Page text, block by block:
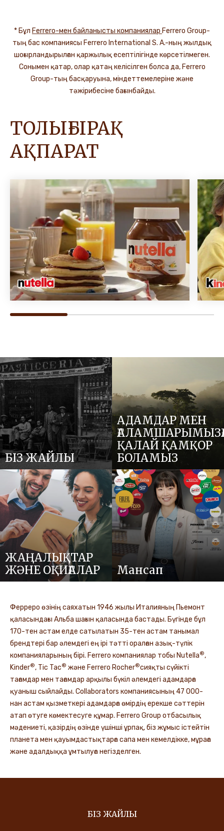
* Бұл Ferrero-мен байланысты компаниялар Ferrero Group-
тың бас компаниясы Ferrero International S. A.-ның жылдық
шоғырландырылған қаржылық есептілігінде көрсетілмеген.
Сонымен қатар, олар қатаң келісілген болса да, Ferrero
Group-тың басқаруына, міндеттемелеріне және
тәжірибесіне бағынбайды.
ТОЛЫҒЫРАҚ
АҚПАРАТ
БІЗ ЖАЙЛЫ
АДАМДАР МЕН
ҚАЛАЙ ҚАМҚОР
БОЛАМЫЗ
ЖАҢАЛЫҚТАР
ЖӘНЕ ОҚИҒАЛАР
Мансап
Ферреро өзінің саяхатын 1946 жылы Италияның Пьемонт
қаласындағы Альба шағын қаласында бастады. Бүгінде бұл
170-тен астам елде сатылатын 35-тен астам танымал
брендтері бар әлемдегі ең ірі тәтті оралған азық-түлік
компанияларының бірі. Ferrero компаниялар тобы Nutella®,
Kinder®, Tic Tac® және Ferrero Rocher®сияқты сүйікті
тағамдар мен тағамдар арқылы бүкіл әлемдегі адамдарға
қуаныш сыйлайды. Collaborators компаниясының 47 000-
нан астам қызметкері адамдарға өмірдің ерекше сәттерін
атап өтуге көмектесуге құмар. Ferrero Group отбасылық
мәдениеті, қазірдің өзінде үшінші ұрпақ, біз жұмыс істейтін
планета мен қауымдастықтарға сапа мен кемелдікке, мұраға
және адалдыққа ұмтылуға негізделген.
БІЗ ЖАЙЛЫ